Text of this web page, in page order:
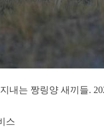
내는 짱링양 새끼들.
스